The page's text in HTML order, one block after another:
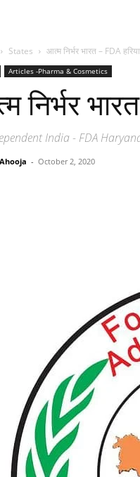
States आत्म निर्भर भारत – FDA
Articles -Pharma & Cosmetics
निर्भर
India - FDA
- October 2, 2020